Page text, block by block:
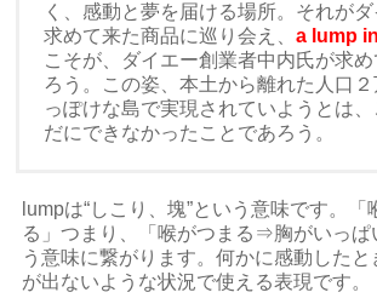
く、感動と夢を届ける場所。それが
求めて来た商品に巡り会え、a lump
こそが、ダイエー創業者中内氏が求
ろう。この姿、本土から離れた人口
っぽけな島で実現されていようとは
だにできなかったことであろう。
lumpは“しこり、塊”という意味です。「
る」つまり、「喉がつまる⇒胸がいっぱ
う意味に繋がります。何かに感動した
が出ないような状況で使える表現です。